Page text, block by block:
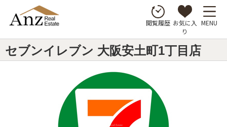
閲覧履歴 お気に入
り
MENU
セブンイレブン 大阪安土町1丁目店